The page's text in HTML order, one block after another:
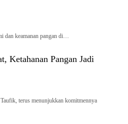
dan keamanan pangan di…
Ketahanan Pangan Jadi
terus menunjukkan komitmennya